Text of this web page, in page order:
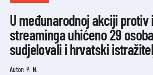
U međunarodnoj akciji protiv
streaminga uhićeno 29
sudjelovali i hrvatski
Autor: P. N.